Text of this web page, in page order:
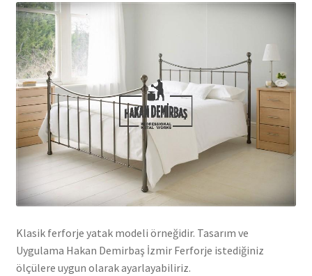
Klasik ferforje yatak modeli örneğidir. Tasarım ve
Uygulama Hakan Demirbaş İzmir Ferforje istediğiniz
ölçülere uygun olarak ayarlayabiliriz.